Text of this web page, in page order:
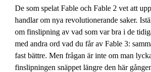
De som spelat Fable och Fable 2 vet att
handlar om nya revolutionerande saker.
om finslipning av vad som var bra i de
med andra ord vad du får av Fable 3:
fast bättre. Men frågan är inte om man
finslipningen snäppet längre den här